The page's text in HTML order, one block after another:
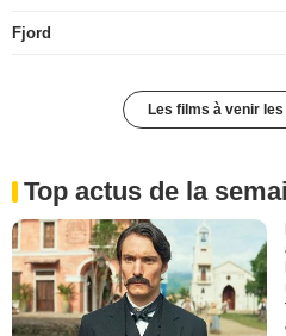
Fjord
Les films à venir
Top actus de la